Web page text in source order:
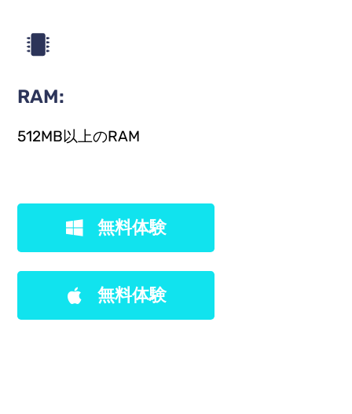
RAM:
512MB以上のRAM
無料体験
無料体験